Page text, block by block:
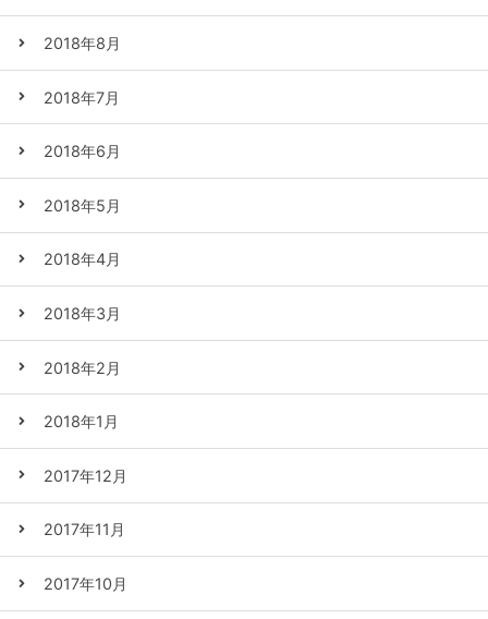
2018年8月
2018年7月
2018年6月
2018年5月
2018年4月
2018年3月
2018年2月
2018年1月
2017年12月
2017年11月
2017年10月